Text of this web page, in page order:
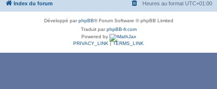
c
Index du forum Heures au format UTC+01:00
Développé parphpBB® Forum Software © phpBB Limited
Traduit parphpBB-fr.com
Powered by
PRIVACY_LINK |TERMS_LINK